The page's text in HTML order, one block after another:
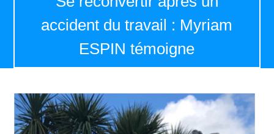
accident du travail : Myriam
ESPIN témoigne